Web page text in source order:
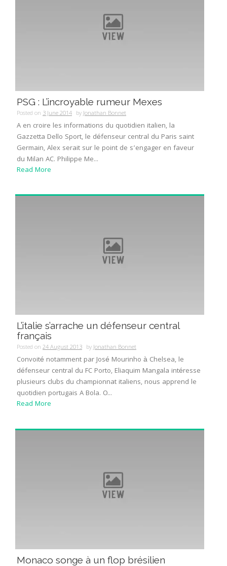
PSG : L’incroyable rumeur Mexes
Posted on 3 June 2014 byJonathan Bonnet
A en croire les informations du quotidien italien, la
Gazzetta Dello Sport, le défenseur central du Paris saint
Germain, Alex serait sur le point de s’engager en faveur
du Milan AC. Philippe Me...
Read More
L’italie s’arrache un défenseur central
français
Posted on 24 August 2013 byJonathan Bonnet
Convoité notamment par José Mourinho à Chelsea, le
défenseur central du FC Porto, Eliaquim Mangala intéresse
plusieurs clubs du championnat italiens, nous apprend le
quotidien portugais A Bola. O...
Read More
Monaco songe à un flop brésilien